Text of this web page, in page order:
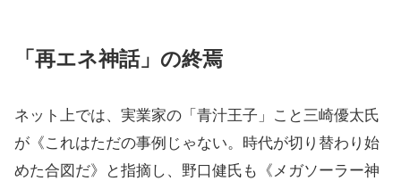
「再エネ神話」の終焉
ネット上では、実業家の「青汁王子」こと三崎優太氏
が《これはただの事例じゃない。時代が切り替わり始
めた合図だ》と指摘し、野口健氏も《メガソーラー神